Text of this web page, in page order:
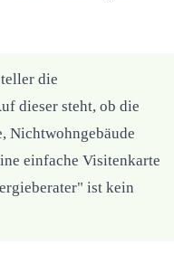
die
dieser steht, ob die
Nichtwohngebäude
einfache Visitenkarte
ist kein